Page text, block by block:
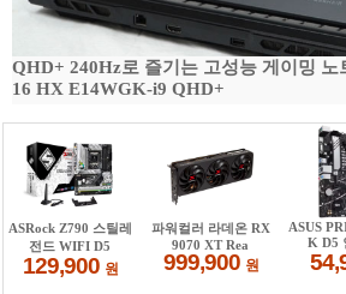
QHD+ 240Hz로 즐기는 고성능 게이밍 노
16 HX E14WGK-i9 QHD+